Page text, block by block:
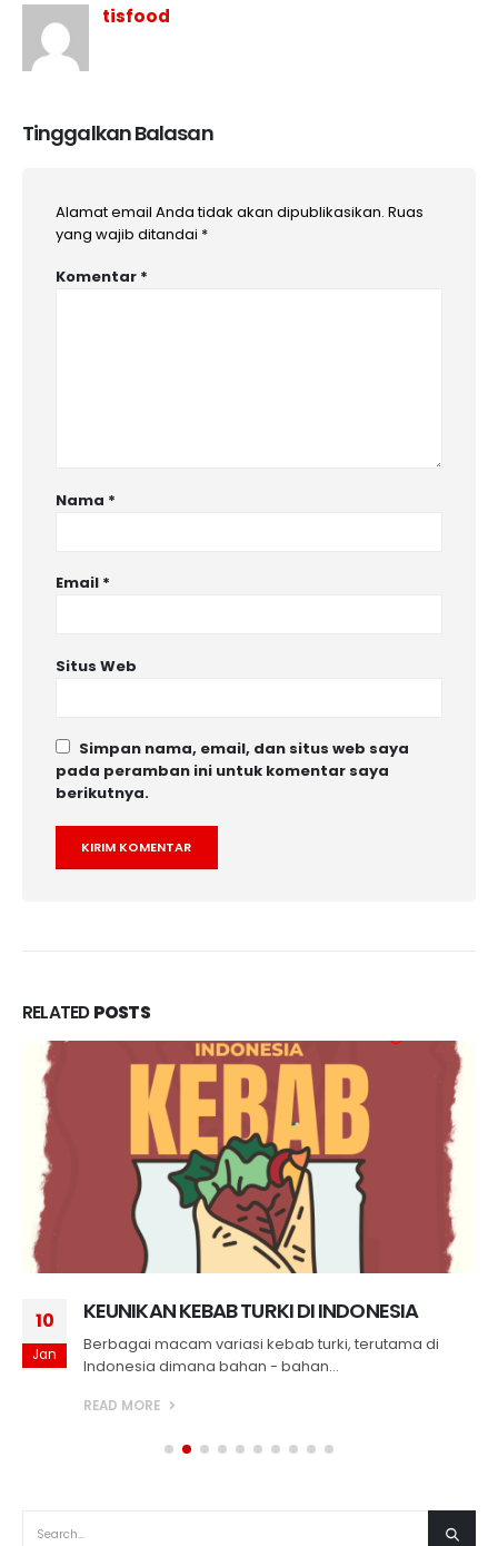
tisfood
Tinggalkan Balasan
Alamat email Anda tidak akan dipublikasikan. Ruas
yang wajib ditandai *
Komentar *
Nama *
Email *
Situs Web
Simpan nama, email, dan situs web saya
pada peramban ini untuk komentar saya
berikutnya.
RELATEDPOSTS
10
Jan
KEUNIKAN KEBAB TURKI DI INDONESIA
Berbagai macam variasi kebab turki, terutama di
Indonesia dimana bahan - bahan...
READ MORE